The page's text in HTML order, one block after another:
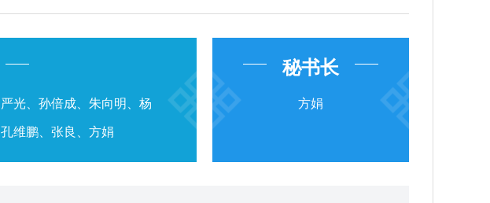
光、孙倍成、朱向明、杨
维鹏、张良、方娟
秘书长
方娟